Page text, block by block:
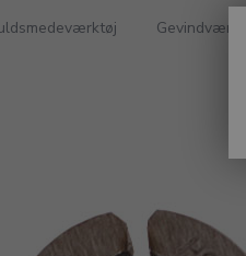
Gevindværktøj